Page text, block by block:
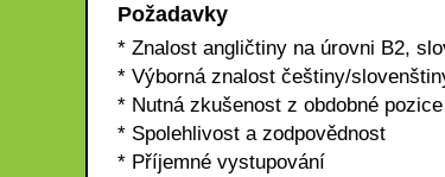
Požadavky
* Znalost angličtiny na úrovni B2,
* Výborná znalost češtiny/
* Nutná zkušenost z obdobné pozice
* Spolehlivost a zodpovědnost
* Příjemné vystupování